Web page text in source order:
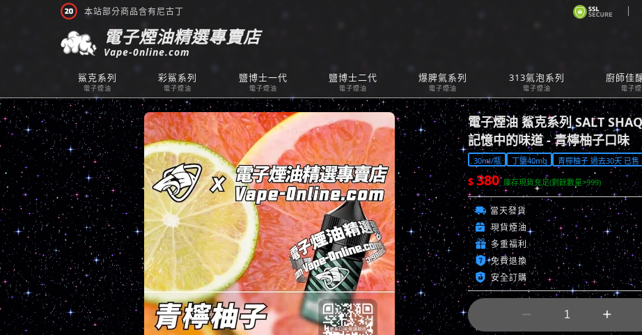
本站部分商品含有尼古丁
電子煙油精選專賣店
Vape-0nline.com
購物
Cart
鯊克系列
電子煙油
彩鯊系列
電子煙油
鹽博士一代
電子煙油
鹽博士二代
電子煙油
爆脾氣系列
電子煙油
313氣泡系列
電子煙油
廚師佳
電子
電子煙油 鯊克系列 SALT SHAQ
記憶中的味道 - 青檸柚子口味
30ml/瓶 丁鹽40mg 青檸柚子 過去30天 已售
$380 庫存現貨充足(剩餘數量>999)
 當天發貨
 現貨煙油
 多重福利
 免費退換
 安全訂購
 